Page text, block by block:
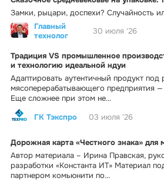
Замки, рыцари, доспехи? Случайность
Главный
технолог
30 июля '26
Традиция VS промышленное
и технологию идеальной ндуи
Адаптировать аутентичный продукт под
мясоперерабатывающего предприятия —
Еще сложнее при этом не...
ГК Тэкспро
03 июля '26
Дорожная карта «Честного знака» для
Автор материала – Ирина Правская,
разработки «Константа ИТ» Материал
партнером комьюнити по...